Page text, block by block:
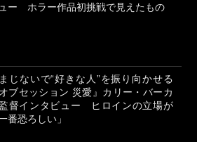
ー ホラー作品初挑戦で見えたもの
じないで“好きな人”を振り向かせる
オブセッション 災愛』カリー・バーカ
督インタビュー ヒロインの立場が
一番恐ろしい」